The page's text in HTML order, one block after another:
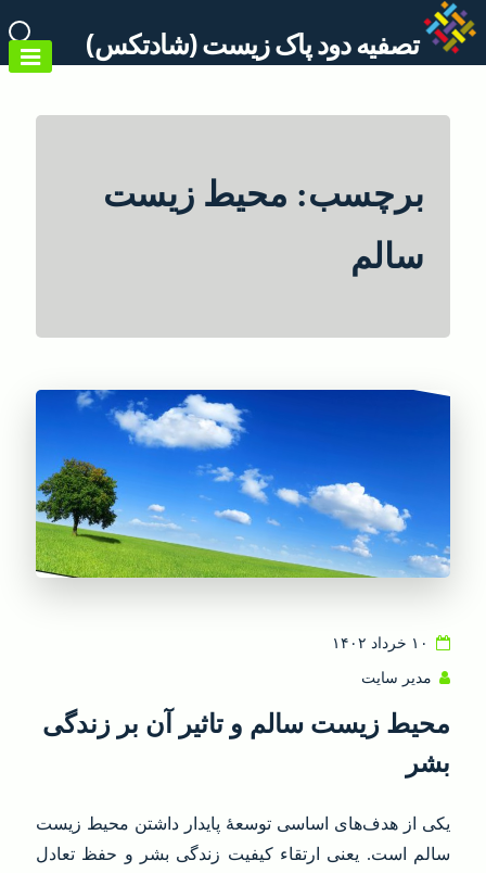
Skip
تصفیه دود پاک زیست (شادتکس)
برچسب: محیط زیست
سالم
۱۰ خرداد ۱۴۰۲
مدیر سایت
محیط زیست سالم و تاثیر آن بر زندگی
بشر
یکی از هدف‌های اساسی توسعهٔ پایدار داشتن محیط زیست
سالم است. یعنی ارتقاء کیفیت زندگی بشر و حفظ تعادل